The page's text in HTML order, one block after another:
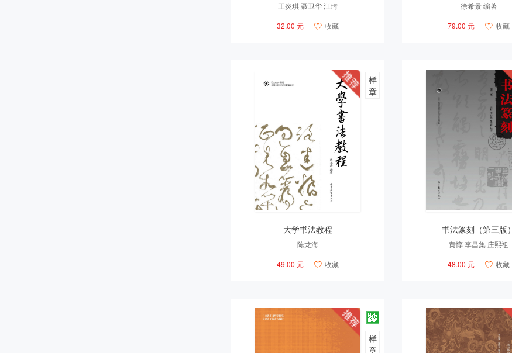
王炎琪 聂卫华 汪琦
32.00 元
 收藏
徐希景 编著
79.00 元
 收藏
大学书法教程
陈龙海
49.00 元
 收藏
样
章
书法篆刻（第三版）
黄惇 李昌集 庄熙祖
48.00 元
 收藏
样
章